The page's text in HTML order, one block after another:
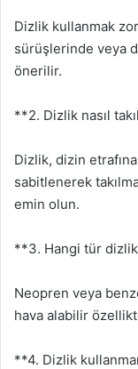
Dizlik kullanmak
sürüşlerinde veya
önerilir.
**2. Dizlik nasıl
Dizlik, dizin
sabitlenerek
emin olun.
**3. Hangi tür
Neopren veya
hava alabilir
**4. Dizlik